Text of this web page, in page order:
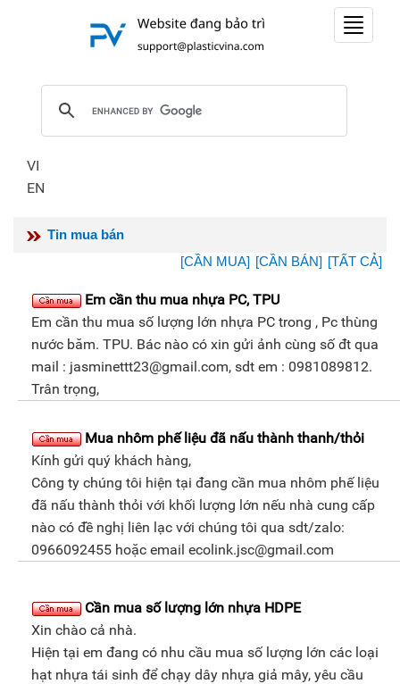
Toggle
VI
EN
Tin mua bán
[CẦN MUA] [CẦN BÁN] [TẤT CẢ]
Em cần thu mua nhựa PC, TPU
Em cần thu mua số lượng lớn nhựa PC trong , Pc thùng
nước băm. TPU. Bác nào có xin gửi ảnh cùng số đt qua
mail : jasminettt23@gmail.com, sdt em : 0981089812.
Trân trọng,
Mua nhôm phế liệu đã nấu thành thanh/thỏi
Kính gửi quý khách hàng,
Công ty chúng tôi hiện tại đang cần mua nhôm phế liệu
đã nấu thành thỏi với khối lượng lớn nếu nhà cung cấp
nào có đề nghị liên lạc với chúng tôi qua sdt/zalo:
0966092455 hoặc email ecolink.jsc@gmail.com
Cần mua số lượng lớn nhựa HDPE
Xin chào cả nhà.
Hiện tại em đang có nhu cầu mua số lượng lớn các loại
hạt nhựa tái sinh để chạy dây nhựa giả mây, yêu cầu